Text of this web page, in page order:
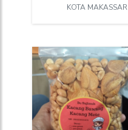
KOTA MAKASSAR